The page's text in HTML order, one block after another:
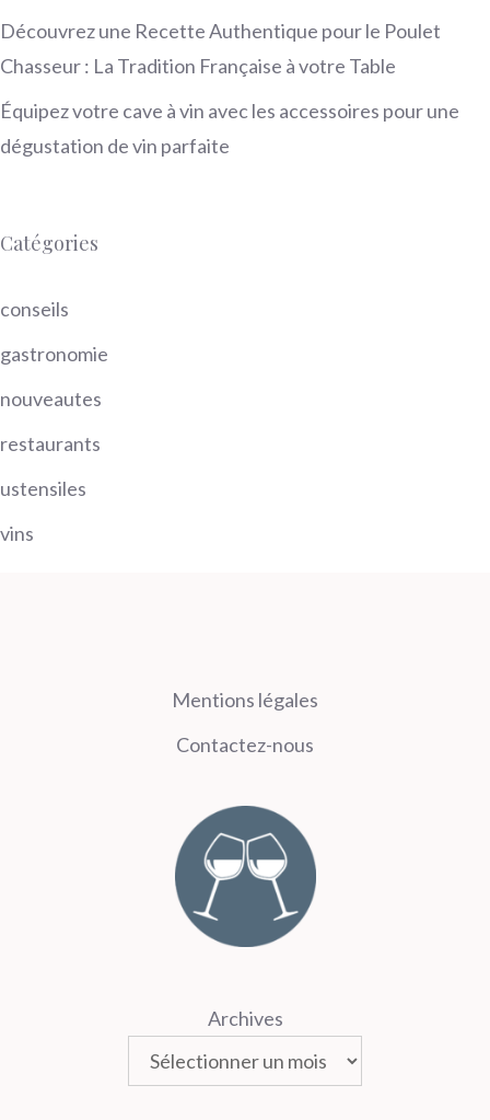
Découvrez une Recette Authentique pour le Poulet
Chasseur : La Tradition Française à votre Table
Équipez votre cave à vin avec les accessoires pour une
dégustation de vin parfaite
Catégories
conseils
gastronomie
nouveautes
restaurants
ustensiles
vins
Mentions légales
Contactez-nous
Archives